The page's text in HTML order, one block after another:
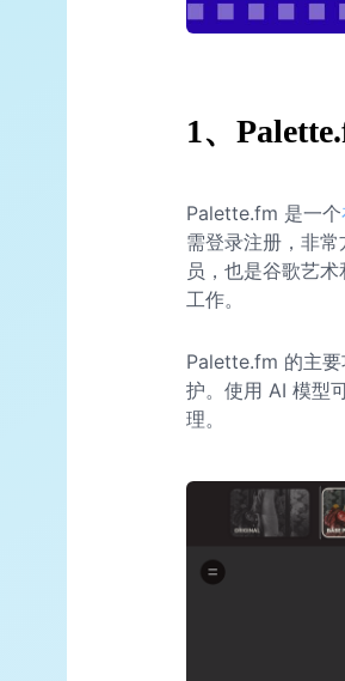
1、
Palette.fm 是一个
需登录注册，非
员，也是谷歌艺
工作。
Palette.fm 的主要
护。使用 AI 模型
理。